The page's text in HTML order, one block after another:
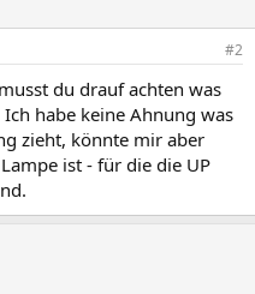
#2
du drauf achten was
habe keine Ahnung was
zieht, könnte mir aber
ist - für die die UP